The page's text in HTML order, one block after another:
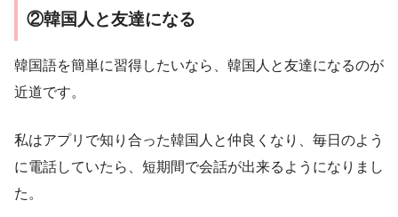
②韓国人と友達になる
韓国語を簡単に習得したいなら、韓国人と友達になるのが
近道です。
私はアプリで知り合った韓国人と仲良くなり、毎日のよう
に電話していたら、短期間で会話が出来るようになりまし
た。